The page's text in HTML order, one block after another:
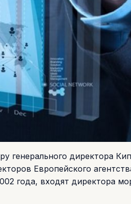
генерального директора
Европейского
года, входят директора